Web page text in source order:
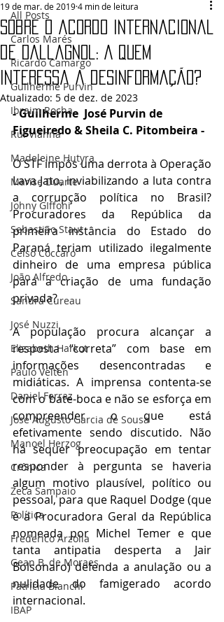
All Posts
Carlos Marés
Ricardo Camargo
Guilherme Purvin
Ibraim Rocha
Rui Vianna
Madeleine Hutyra
Marise Duarte
Johny GIffoni
Sebastião Staut
Celso Coccaro
João Alfredo
Sandra Cureau
José Nuzzi
Elizabeth Harkot
Paulo Velten
Daniel Ferraz
José Augusto Garcia de Sousa
Manoel Herzog
Crônica
Zeca Sampaio
Política
Frederico Arzolla
Gean B. de Moraes
Patrícia Bianchi
IBAP
Sobre o acordo internacional
de Dallagnol: A quem
interessa a desinformação?
19 de mar. de 20194 min de leitura
Atualizado: 5 de dez. de 2023
- Guilherme  José Purvin de
Figueiredo & Sheila C. Pitombeira -
O STF impôs uma derrota à Operação
Lava Jato, inviabilizando a luta contra
a corrupção política no Brasil?
Procuradores da República da
primeira instância do Estado do
Paraná teriam utilizado ilegalmente
dinheiro de uma empresa pública
para a criação de uma fundação
privada?
A população procura alcançar a
resposta “correta” com base em
informações desencontradas e
midiáticas. A imprensa contenta-se
com o bate-boca e não se esforça em
compreender o que está
efetivamente sendo discutido. Não
há sequer preocupação em tentar
responder à pergunta se haveria
algum motivo plausível, político ou
pessoal, para que Raquel Dodge (que
é a Procuradora Geral da República
nomeada por Michel Temer e que
tanta antipatia desperta a Jair
Bolsonaro) defenda a anulação ou a
nulidade do famigerado acordo
internacional.